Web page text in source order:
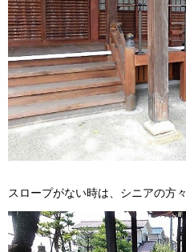
スロープがない時は、シニアの方